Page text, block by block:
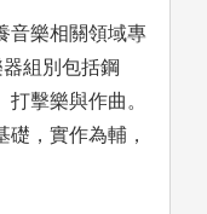
音樂相關領域專
組別包括鋼
擊樂與作曲。
，實作為輔，